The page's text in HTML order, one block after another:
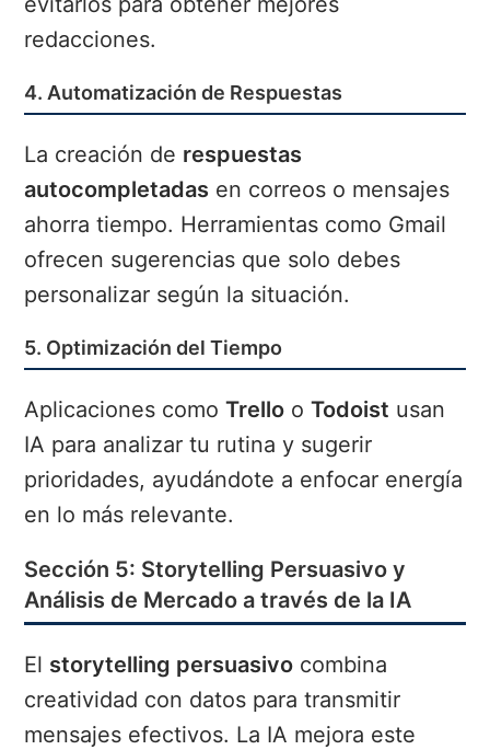
redacciones.
4. Automatización de Respuestas
La creación de respuestas
autocompletadas en correos o mensajes
ahorra tiempo. Herramientas como Gmail
ofrecen sugerencias que solo debes
personalizar según la situación.
5. Optimización del Tiempo
Aplicaciones comoTrello oTodoist usan
IA para analizar tu rutina y sugerir
prioridades, ayudándote a enfocar energía
en lo más relevante.
Sección 5: Storytelling Persuasivo y
Análisis de Mercado a través de la IA
El storytelling persuasivo combina
creatividad con datos para transmitir
mensajes efectivos. La IA mejora este